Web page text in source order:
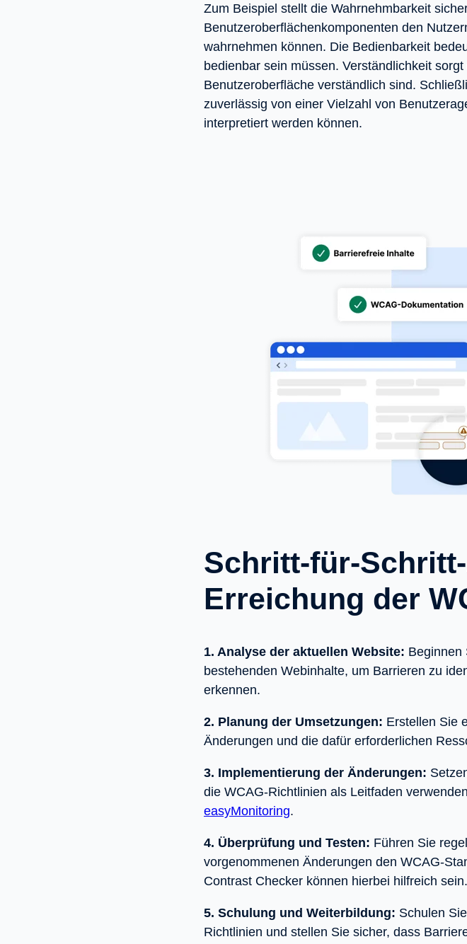
Zum Beispiel stellt die Wahrnehmbarkeit
Benutzeroberflächenkomponenten den
wahrnehmen können. Die Bedienbarkeit
bedienbar sein müssen. Verständlichkeit
Benutzeroberfläche verständlich sind.
zuverlässig von einer Vielzahl von
interpretiert werden können.
Schritt-für-
Erreichung der
1. Analyse der aktuellen Website: Beginnen
bestehenden Webinhalte, um Barrieren zu
erkennen.
2. Planung der Umsetzungen: Erstellen Sie
Änderungen und die dafür erforderlichen
3. Implementierung der Änderungen:
die WCAG-Richtlinien als Leitfaden
easyMonitoring.
4. Überprüfung und Testen: Führen Sie
vorgenommenen Änderungen den WCAG-
Contrast Checker können hierbei hilfreich sein.
5. Schulung und Weiterbildung: Schulen
Richtlinien und stellen Sie sicher, dass